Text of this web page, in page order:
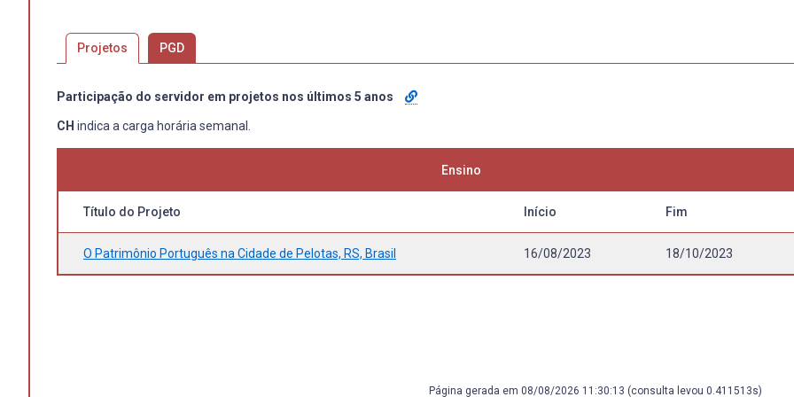
Projetos PGD
Participação do servidor em projetos nos últimos 5 anos
CH indica a carga horária semanal.
Ensino
Título do Projeto Início Fim
O Patrimônio Português na Cidade de Pelotas, RS, Brasil 16/08/2023 18/10/2023
Página gerada em 08/08/2026 11:30:13 (consulta levou 0.411513s)